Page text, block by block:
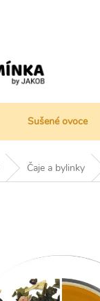
Sušené ovoce
Čaje a bylinky